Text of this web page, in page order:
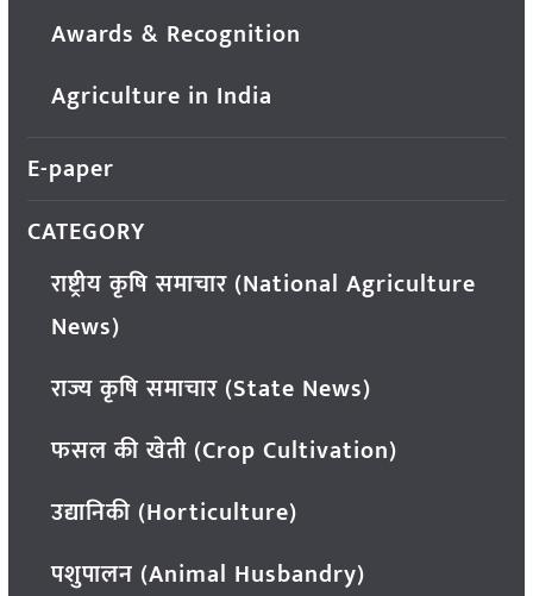
Awards & Recognition
Agriculture in India
E-paper
CATEGORY
राष्ट्रीय कृषि समाचार (National Agriculture
News)
राज्य कृषि समाचार (State News)
फसल की खेती (Crop Cultivation)
उद्यानिकी (Horticulture)
पशुपालन (Animal Husbandry)